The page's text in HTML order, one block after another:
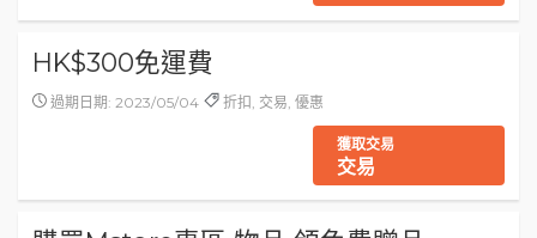
HK$300免運費
過期日期: 2023/05/04 折扣, 交易, 優惠
獲取交易
交易